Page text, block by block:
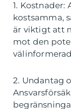
1. Kostnader:
kostsamma,
är viktigt att
mot den
2. Undantag